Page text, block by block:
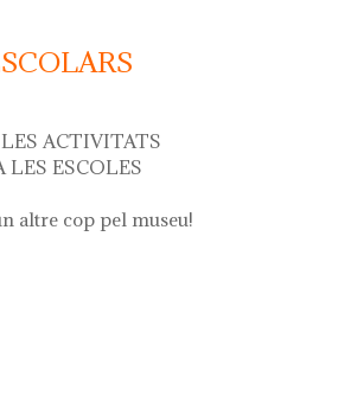
ACTIVITATS
LES ESCOLES
altre cop pel museu!
- 2025